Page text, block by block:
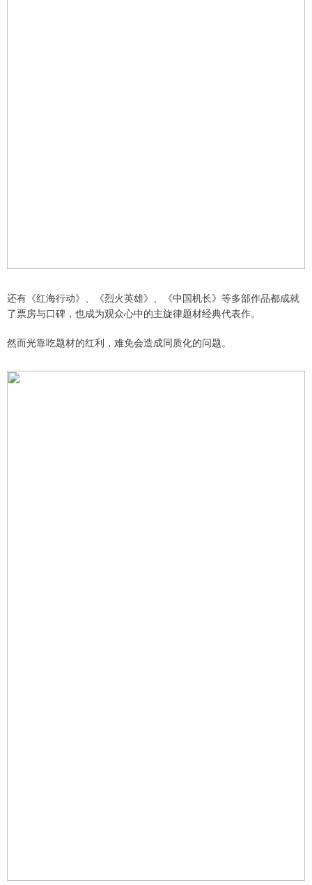
还有《红海行动》、《烈火英雄》、《中国机长》等多部作品都成就
了票房与口碑，也成为观众心中的主旋律题材经典代表作。
然而光靠吃题材的红利，难免会造成同质化的问题。